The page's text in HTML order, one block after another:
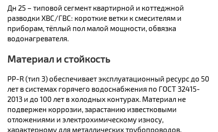
Дн 25 – типовой сегмент квартирной и коттеджной
разводки ХВС/ГВС: короткие ветки к смесителям и
приборам, тёплый пол малой мощности, обвязка
водонагревателя.
Материал и стойкость
PP-R (тип 3) обеспечивает эксплуатационный ресурс до 50
лет в системах горячего водоснабжения по ГОСТ 32415-
2013 и до 100 лет в холодных контурах. Материал не
подвержен коррозии, зарастанию известковыми
отложениями и электрохимическому износу,
характерному для металлических трубопроводов.